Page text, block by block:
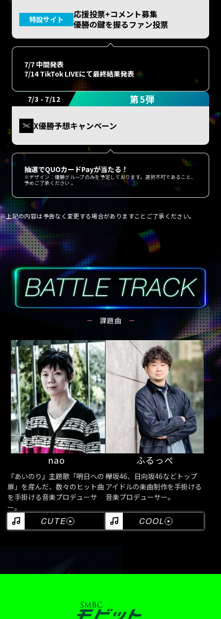
特設サイト
応援投票+コメント募集
優勝の鍵を握るファン投票
7/7 中間発表
7/14 TikTok LIVEにて最終結果発表
7/3 - 7/12 第5弾
X優勝予想キャンペーン
抽選でQUOカードPayが当たる！
※デザイン：優勝グループのみを予定しております。選択不可であること、
予めご了承ください 。
※上記の内容は予告なく変更する場合がありますことご了承ください。
課題曲
nao
『あいのり』主題歌「明日への
扉」を産んだ、数々のヒット曲
を手掛ける音楽プロデューサ
ー。
CUTE
ふるっぺ
欅坂46、日向坂46などトップ
アイドルの楽曲制作を手掛ける
音楽プロデューサー。
COOL